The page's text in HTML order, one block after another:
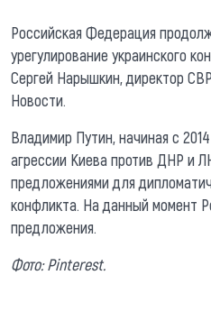
Российская Федерация
урегулирование украинского
Сергей Нарышкин, директор
Новости.
Владимир Путин, начиная с
агрессии Киева против ДНР и
предложениями для
конфликта. На данный момент
предложения.
Фото: Pinterest.